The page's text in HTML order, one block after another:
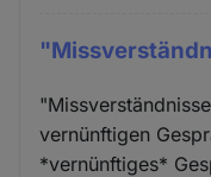
vernünftigen
*vernünftiges*